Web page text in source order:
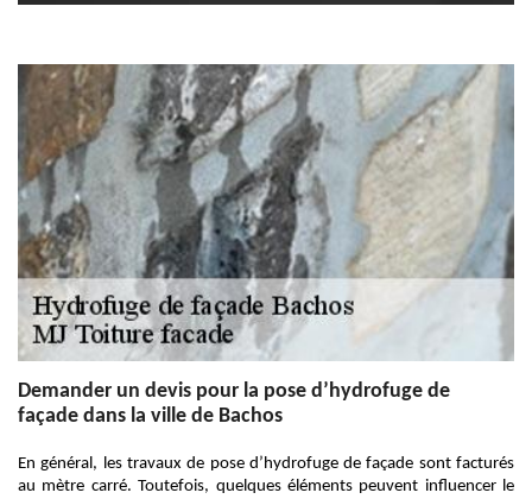
Demander un devis pour la pose d’hydrofuge de
façade dans la ville de Bachos
En général, les travaux de pose d’hydrofuge de façade sont facturés
au mètre carré. Toutefois, quelques éléments peuvent influencer le